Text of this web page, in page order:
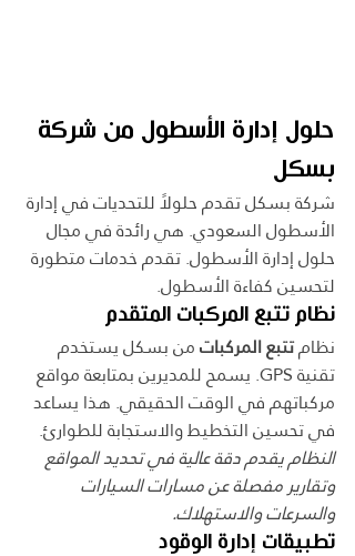
حلول إدارة الأسطول من شركة
بسكل
شركة بسكل تقدم حلولاً للتحديات في إدارة
الأسطول السعودي. هي رائدة في مجال
حلول إدارة الأسطول. تقدم خدمات متطورة
لتحسين كفاءة الأسطول.
نظام تتبع المركبات المتقدم
نظام تتبع المركبات من بسكل يستخدم
تقنية GPS. يسمح للمديرين بمتابعة مواقع
مركباتهم في الوقت الحقيقي. هذا يساعد
في تحسين التخطيط والاستجابة للطوارئ.
النظام يقدم دقة عالية في تحديد المواقع
وتقارير مفصلة عن مسارات السيارات
والسرعات والاستهلاك.
تطبيقات إدارة الوقود